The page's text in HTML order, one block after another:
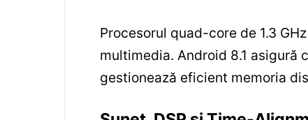
Procesorul quad-core de 1.3
multimedia. Android 8.1
gestionează eficient memoria